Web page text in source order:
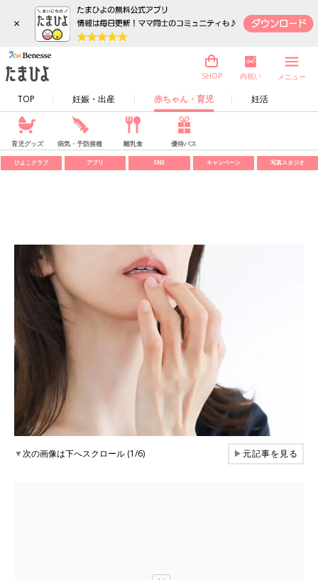
×
TOP 妊娠・出産 赤ちゃん・育児 妊活
SHOP 内祝い メニュー
育児グッズ 病気・予防接種 離乳食 優待パス
ひよこクラブ アプリ SNS キャンペーン 写真スタジオ
▼次の画像は下へスクロール (1/6) ▶元記事を見る